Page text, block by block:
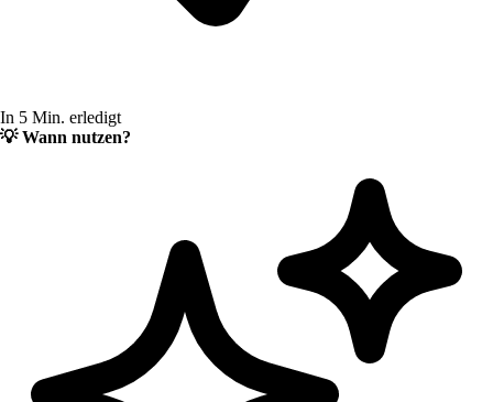
In 5 Min. erledigt
💡Wann nutzen?